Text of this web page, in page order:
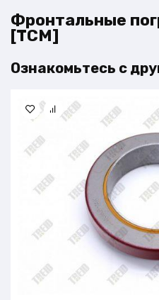
Фронтальные
[TCM]
Ознакомьтесь с